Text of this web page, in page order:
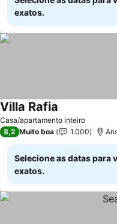
exatos.
Casa/apartamento inteiro
Villa Rafia
8,2 Muito boa 1.000
Selecione as datas para
exatos.